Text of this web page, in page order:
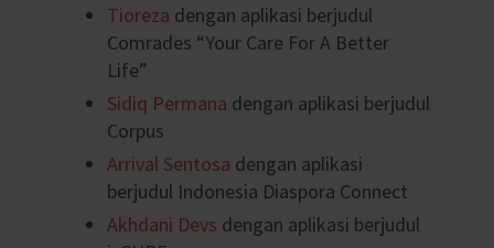
Tioreza dengan aplikasi berjudul
Comrades “Your Care For A Better
Life”
Sidiq Permana dengan aplikasi berjudul
Corpus
Arrival Sentosa dengan aplikasi
berjudul Indonesia Diaspora Connect
Akhdani Devs dengan aplikasi berjudul